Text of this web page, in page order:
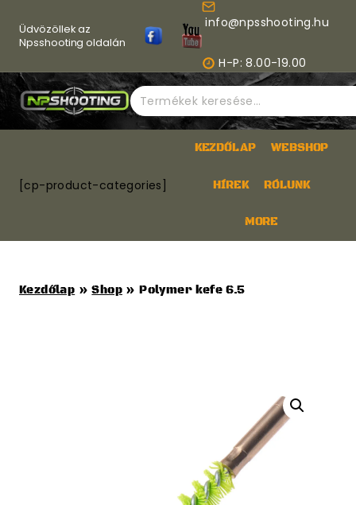
content
Üdvözöllek az
Npsshooting oldalán
info@npsshooting.hu
H-P: 8.00-19.00
Keresés
a
következőre:
[cp-product-categories]
KEZDŐLAP WEBSHOP
HÍREK RÓLUNK
MORE
Kezdőlap »Shop »Polymer kefe 6.5